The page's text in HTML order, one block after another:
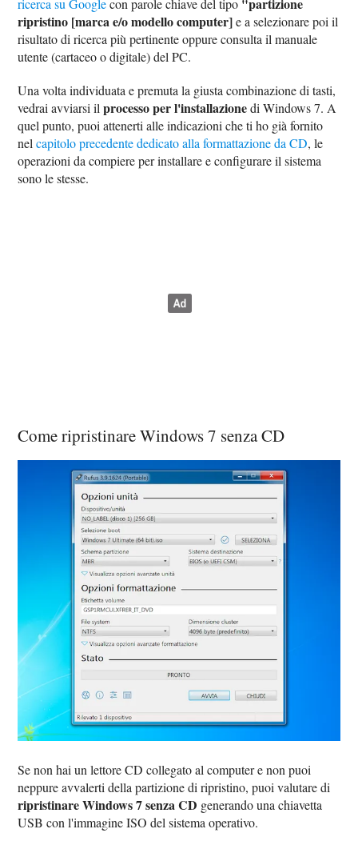
ricerca su Googlecon parole chiave del tipo "partizione
ripristino [marca e/o modello computer]e a selezionare poi il
risultato di ricerca più pertinente oppure consulta il manuale
utente (cartaceo o digitale) del PC.
Una volta individuata e premuta la giusta combinazione di tasti,
vedrai avviarsi ilprocesso per l'installazionedi Windows 7. A
quel punto, puoi attenerti alle indicazioni che ti ho già fornito
nelcapitolo precedente dedicato alla formattazione da CD, le
operazioni da compiere per installare e configurare il sistema
sono le stesse.
Come ripristinare Windows 7 senza CD
Se non hai un lettore CD collegato al computer e non puoi
neppure avvalerti della partizione di ripristino, puoi valutare di
ripristinare Windows 7 senza CD generando una chiavetta
USB con l'immagine ISO del sistema operativo.